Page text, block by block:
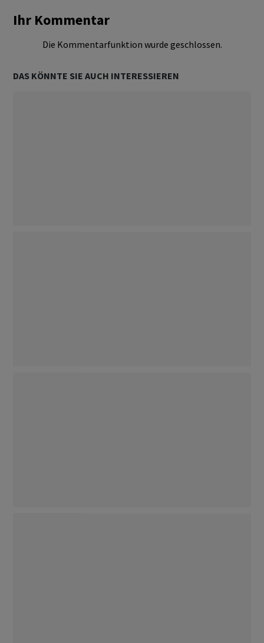
Ihr Kommentar
Die Kommentarfunktion wurde geschlossen.
DAS KÖNNTE SIE AUCH INTERESSIEREN